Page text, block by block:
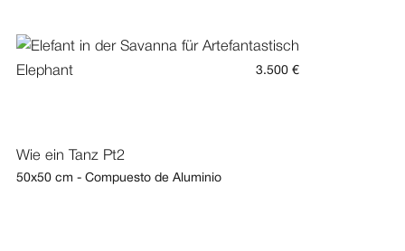
Elephant 3.500 €
Wie ein Tanz Pt2
50x50 cm - Compuesto de Aluminio